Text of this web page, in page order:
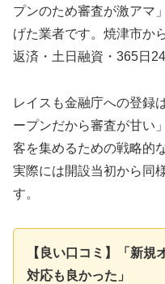
プンのため審査が激アマ
げた業者です。焼津市か
返済・土日融資・365日
レイスも金融庁への登録
ープンだから審査が甘い
客を集めるための戦略的
実際には開設当初から同
す。
【良い口コミ】「新規
対応も良かった」